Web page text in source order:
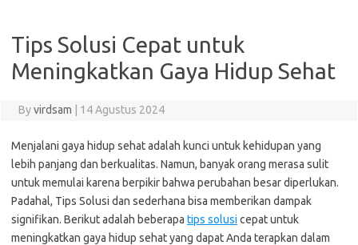
Tips Solusi Cepat untuk
Meningkatkan Gaya Hidup Sehat
Byvirdsam 14 Agustus 2024
Menjalani gaya hidup sehat adalah kunci untuk kehidupan yang
lebih panjang dan berkualitas. Namun, banyak orang merasa sulit
untuk memulai karena berpikir bahwa perubahan besar diperlukan.
Padahal, Tips Solusi dan sederhana bisa memberikan dampak
signifikan. Berikut adalah beberapa tips solusi cepat untuk
meningkatkan gaya hidup sehat yang dapat Anda terapkan dalam